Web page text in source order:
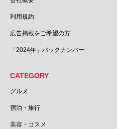
利用規約
広告掲載をご希望の方
「2024年」バックナンバー
CATEGORY
グルメ
宿泊・旅行
美容・コスメ